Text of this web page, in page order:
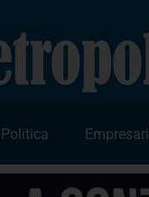
Política